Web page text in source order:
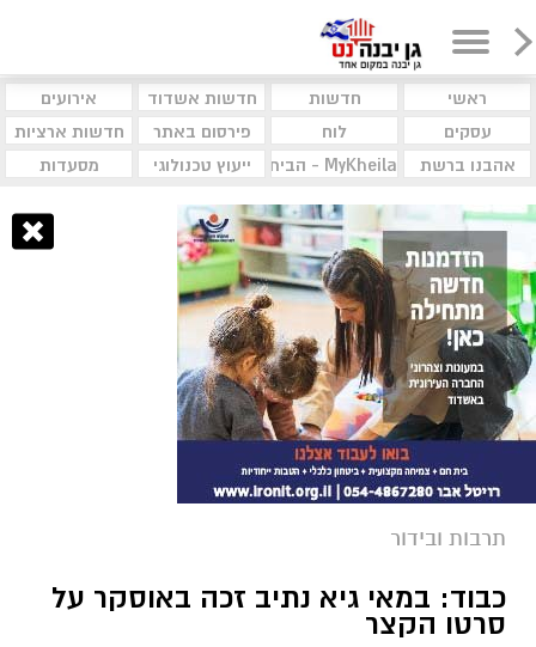
ראשי חדשות חדשות אשדוד
אירועים
עסקים
לוח פירסום באתר
חדשות ארציות
אהבנו ברשת
MyKheila - הבית לעסקים וקהילות ייעוץ טכנולוגי מסעדות
תרבות ובידור
כבוד: במאי גיא נתיב זכה באוסקר על
סרטו הקצר